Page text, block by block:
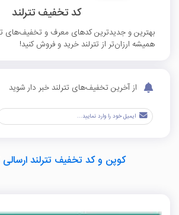
کد تخفیف تترلند
بهترین و جدیدترین کدهای معرف و تخفیف‌های
همیشه ارزان‌تر از تترلند خرید و فروش کنید!
از آخرین تخفیف‌های تترلند خبر دار شوید
کوپن و کد تخفیف تترلند ارسالی